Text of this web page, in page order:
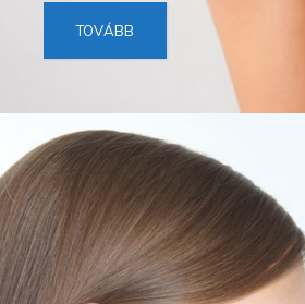
TOVÁBB